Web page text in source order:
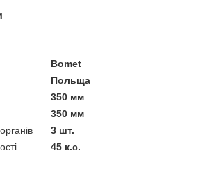
Bomet
Польща
350 мм
350 мм
3 шт.
45 к.с.